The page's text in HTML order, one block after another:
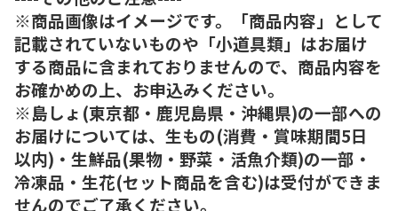
※商品画像はイメージです。「商品内容」として
記載されていないものや「小道具類」はお届け
する商品に含まれておりませんので、商品内容を
お確かめの上、お申込みください。
※島しょ(東京都・鹿児島県・沖縄県)の一部への
お届けについては、生もの(消費・賞味期間5日
以内)・生鮮品(果物・野菜・活魚介類)の一部・
冷凍品・生花(セット商品を含む)は受付ができま
せんのでご了承ください。